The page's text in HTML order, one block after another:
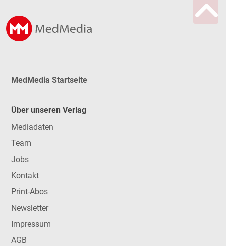
MedMedia Startseite
Über unseren Verlag
Mediadaten
Team
Jobs
Kontakt
Print-Abos
Newsletter
Impressum
AGB